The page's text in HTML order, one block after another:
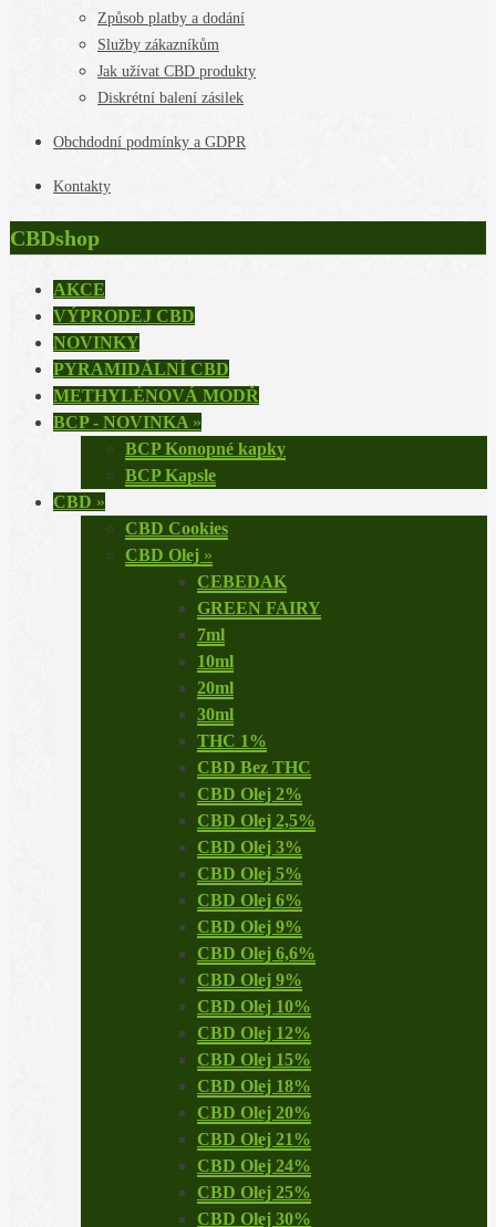
Způsob platby a dodání
Služby zákazníkům
Jak užívat CBD produkty
Diskrétní balení zásilek
Obchdodní podmínky a GDPR
Kontakty
CBDshop
AKCE
VÝPRODEJ CBD
NOVINKY
PYRAMIDÁLNÍ CBD
METHYLÉNOVÁ MODŘ
BCP - NOVINKA »
BCP Konopné kapky
BCP Kapsle
CBD »
CBD Cookies
CBD Olej »
CEBEDAK
GREEN FAIRY
7ml
10ml
20ml
30ml
THC 1%
CBD Bez THC
CBD Olej 2%
CBD Olej 2,5%
CBD Olej 3%
CBD Olej 5%
CBD Olej 6%
CBD Olej 9%
CBD Olej 6,6%
CBD Olej 9%
CBD Olej 10%
CBD Olej 12%
CBD Olej 15%
CBD Olej 18%
CBD Olej 20%
CBD Olej 21%
CBD Olej 24%
CBD Olej 25%
CBD Olej 30%